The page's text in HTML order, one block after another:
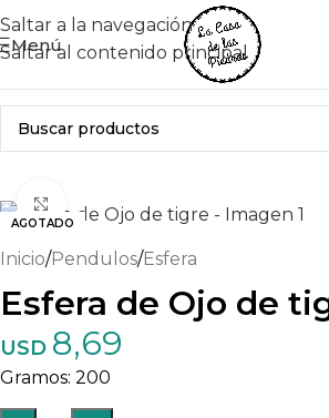
Saltar a la navegación
Saltar al contenido principal
Menú
AGOTADO
Haga clic para ampliar
Inicio/Pendulos/Esfera
Esfera de Ojo de
USD 8,69
200